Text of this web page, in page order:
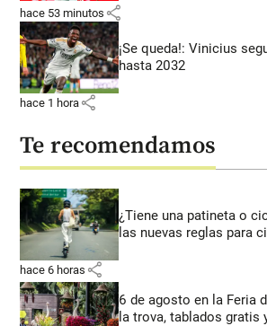
hace 53 minutos share
¡Se queda!: Vinicius
hasta 2032
hace 1 hora share
Te recomendamos
¿Tiene una patineta o
las nuevas reglas para
hace 6 horas share
6 de agosto en la Feria
la trova, tablados gratis